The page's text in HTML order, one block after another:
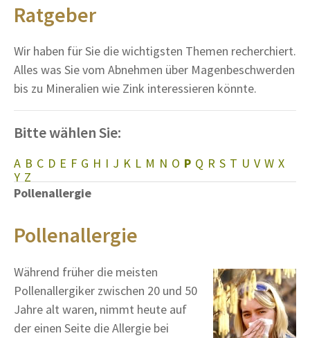
Ratgeber
Wir haben für Sie die wichtigsten Themen recherchiert.
Alles was Sie vom Abnehmen über Magenbeschwerden
bis zu Mineralien wie Zink interessieren könnte.
Bitte wählen Sie:
A B C D E F G H I J K L M N O P Q R S T U V W X
Y Z
Pollenallergie
Pollenallergie
Während früher die meisten
Pollenallergiker zwischen 20 und 50
Jahre alt waren, nimmt heute auf
der einen Seite die Allergie bei